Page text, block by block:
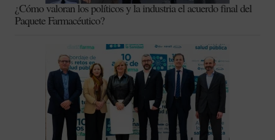
¿Cómo valoran los políticos y la industria el acuerdo final del
Paquete Farmacéutico?